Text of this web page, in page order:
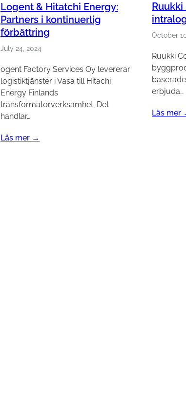
Logent & Hitatchi Energy:
Partners i kontinuerlig
förbättring
July 24, 2024
ogent Factory Services Oy levererar
logistik­tjänster i Vasa till Hitachi
Energy Finlands
transformatorverksamhet. Det
handlar…
Läs mer →
October
Ruukki
erbjuda…
Läs mer